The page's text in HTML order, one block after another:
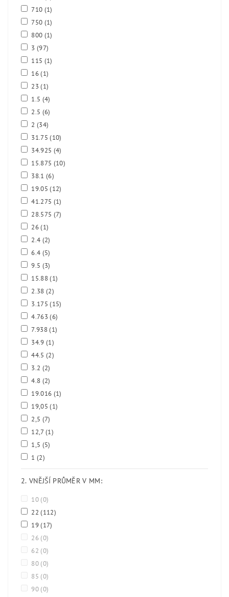
710 (1)
750 (1)
800 (1)
3 (97)
115 (1)
16(1)
23(1)
1.5 (4)
2.5 (6)
2 (34)
31.75(10)
34.925 (4)
15.875 (10)
38.1 (6)
19.05(12)
41.275 (1)
28.575 (7)
26(1)
2.4 (2)
6.4 (5)
9.5 (3)
15.88(1)
2.38 (2)
3.175(15)
4.763(6)
7.938(1)
34.9 (1)
44.5 (2)
3.2 (2)
4.8 (2)
19.016 (1)
19,05(1)
2,5 (7)
12,7(1)
1,5 (5)
1 (2)
2. VNĚJŠÍ PRŮMĚR V MM:
10 (0)
22(112)
19(17)
26 (0)
62 (0)
80 (0)
85 (0)
90 (0)